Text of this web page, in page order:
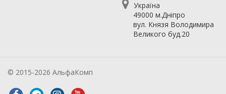
Україна
49000 м.Дніпро
вул. Князя Володимира
Великого буд.20
© 2015-2026 АльфаКомп